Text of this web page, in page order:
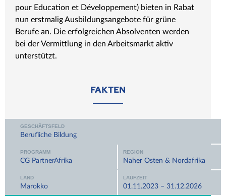
pour Education et Développement) bieten in Rabat
nun erstmalig Ausbildungsangebote für grüne
Berufe an. Die erfolgreichen Absolventen werden
bei der Vermittlung in den Arbeitsmarkt aktiv
unterstützt.
FAKTEN
GESCHÄFTSFELD
Berufliche Bildung
PROGRAMM
CG PartnerAfrika
REGION
Naher Osten & Nordafrika
LAND
Marokko
LAUFZEIT
01.11.2023 – 31.12.2026